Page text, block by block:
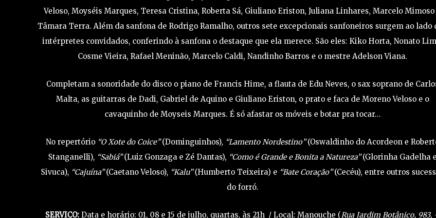
Veloso, Moyséis Marques, Teresa Cristina, Roberta Sá, Giuliano Eriston, Juliana Linhares, Marcelo Mimoso
Tâmara Terra. Além da sanfona de Rodrigo Ramalho, outros sete excepcionais sanfoneiros surgem ao lado
intérpretes convidados, conferindo à sanfona o destaque que ela merece. São eles: Kiko Horta, Nonato
Cosme Vieira, Rafael Meninão, Marcelo Caldi, Nandinho Barros e o mestre Adelson Viana.
Completam a sonoridade do disco o piano de Francis Hime, a flauta de Edu Neves, o sax soprano de
Malta, as guitarras de Dadi, Gabriel de Aquino e Giuliano Eriston, o prato e faca de Moreno Veloso e o
cavaquinho de Moyseis Marques. É só afastar os móveis e botar pra tocar…
No repertório “O Xote do Coice”(Dominguinhos), “Lamento Nordestino”(Oswaldinho do Acordeon e
Stanganelli), “Sabiá”(Luiz Gonzaga e Zé Dantas), “Como é Grande e Bonita a Natureza”(Glorinha Gadelha e
Sivuca), “Cajuína”(Caetano Veloso), “Kalu”(Humberto Teixeira) e “Bate Coração”(Cecéu), entre outros
do forró.
SERVIÇO:Data e horário: 01, 08 e 15 de julho, quartas, às 21h / Local: Manouche (Rua Jardim Botânico, 983,